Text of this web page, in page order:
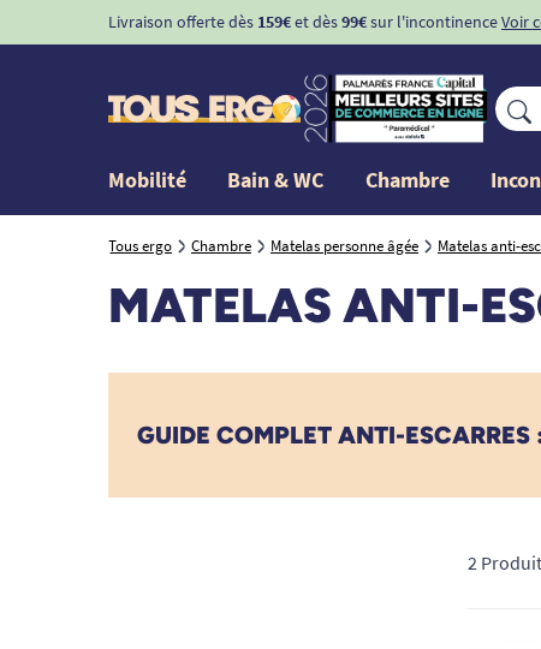
Livraison offerte dès 159€et dès99€sur l'incontinenceVoir
Mobilité Bain & WC Chambre
Tous ergo Chambre Matelas personne âgée Matelas anti-
MATELAS ANTI-
GUIDE COMPLET ANTI-
2